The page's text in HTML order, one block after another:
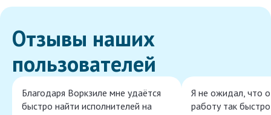
Отзывы наших
пользователей
Благодаря Воркзиле мне удаётся
быстро найти исполнителей на
Я не ожидал, что
работу так